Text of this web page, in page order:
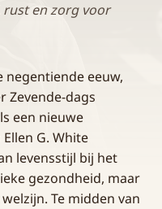
rust en zorg voor
eeuw,
Zevende-dags
een nieuwe
G. White
levensstijl bij het
gezondheid, maar
Te midden van